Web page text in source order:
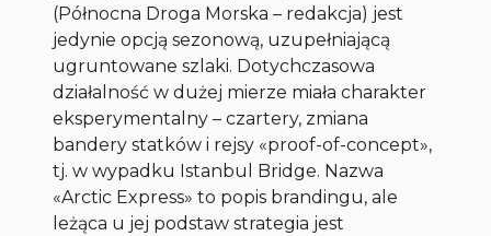
(Północna Droga Morska – redakcja) jest
jedynie opcją sezonową, uzupełniającą
ugruntowane szlaki. Dotychczasowa
działalność w dużej mierze miała charakter
eksperymentalny – czartery, zmiana
bandery statków i rejsy «proof-of-concept»,
tj. w wypadku Istanbul Bridge. Nazwa
«Arctic Express» to popis brandingu, ale
leżąca u jej podstaw strategia jest